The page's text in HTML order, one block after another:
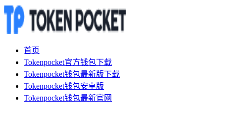
首页
Tokenpocket官方钱包下载
Tokenpocket钱包最新版下载
Tokenpocket钱包安卓版
Tokenpocket钱包最新官网